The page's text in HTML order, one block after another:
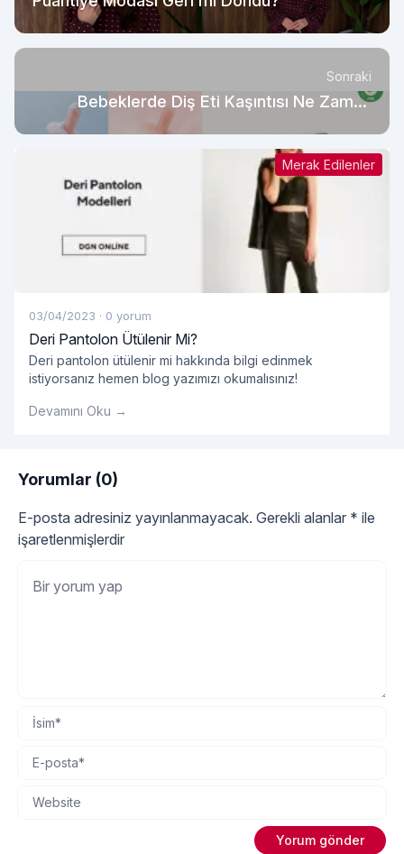
Sonraki
Bebeklerde Diş Eti Kaşıntısı Ne Zaman
Merak Edilenler
03/04/2023 · 0 yorum
Deri Pantolon Ütülenir Mi?
Deri pantolon ütülenir mi hakkında bilgi edinmek
istiyorsanız hemen blog yazımızı okumalısınız!
Devamını Oku →
Yorumlar (0)
E-posta adresiniz yayınlanmayacak. Gerekli alanlar * ile
işaretlenmişlerdir